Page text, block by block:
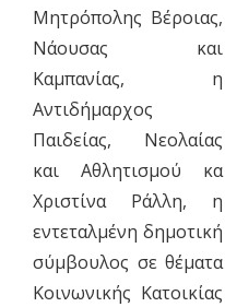
Μητρόπολης Βέροιας,
Νάουσας και
Καμπανίας, η
Αντιδήμαρχος
Παιδείας, Νεολαίας
και Αθλητισμού κα
Χριστίνα Ράλλη, η
εντεταλμένη δημοτική
σύμβουλος σε θέματα
Κοινωνικής Κατοικίας